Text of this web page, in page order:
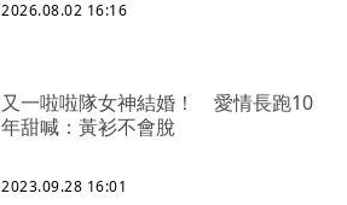
2026.08.02 16:16
又一啦啦隊女神結婚！ 愛情長跑10
年甜喊：黃衫不會脫
2023.09.28 16:01